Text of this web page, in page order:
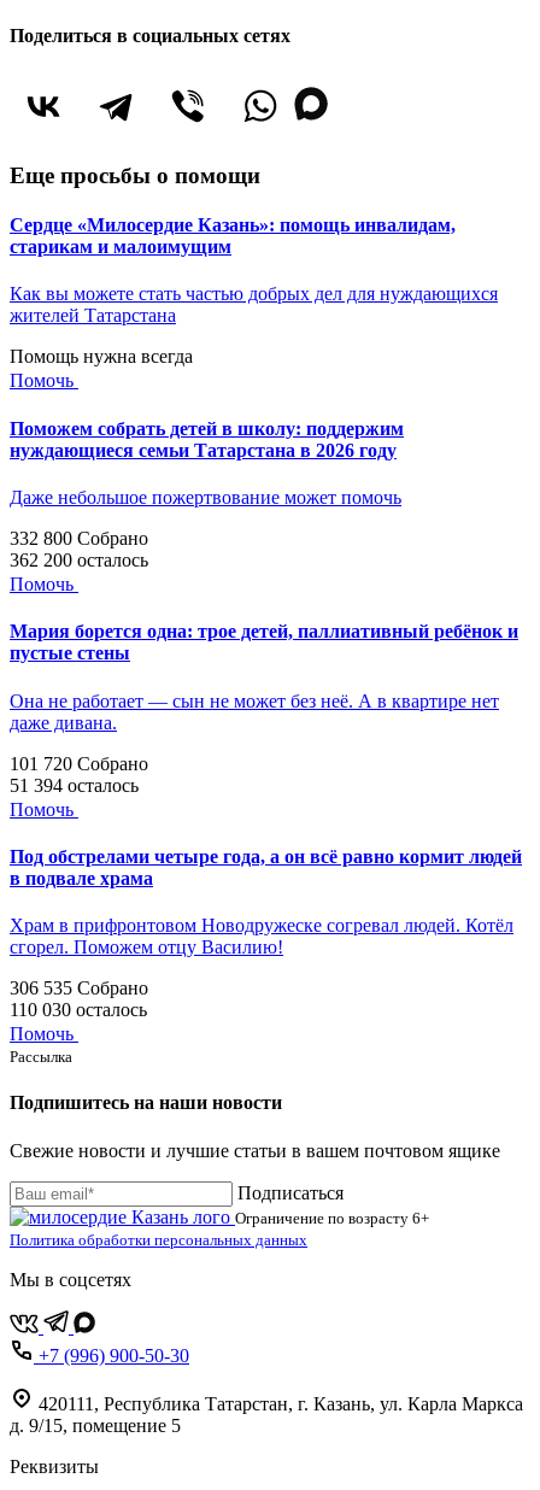
Поделиться в социальных сетях
Еще просьбы о помощи
Сердце «Милосердие Казань»: помощь инвалидам,
старикам и малоимущим
Как вы можете стать частью добрых дел для нуждающихся
жителей Татарстана
Помощь нужна всегда
Помочь
Поможем собрать детей в школу: поддержим
нуждающиеся семьи Татарстана в 2026 году
Даже небольшое пожертвование может помочь
332 800 Собрано
362 200 осталось
Помочь
Мария борется одна: трое детей, паллиативный ребёнок и
пустые стены
Она не работает — сын не может без неё. А в квартире нет
даже дивана.
101 720 Собрано
51 394 осталось
Помочь
Под обстрелами четыре года, а он всё равно кормит людей
в подвале храма
Храм в прифронтовом Новодружеске согревал людей. Котёл
сгорел. Поможем отцу Василию!
306 535 Собрано
110 030 осталось
Помочь
Рассылка
Подпишитесь на наши новости
Свежие новости и лучшие статьи в вашем почтовом ящике
Подписаться
Ограничение по возрасту 6+
Политика обработки персональных данных
Мы в соцсетях
+7 (996) 900-50-30
420111 , Республика Татарстан, г. Казань, ул. Карла Маркса
д. 9/15, помещение 5
Реквизиты